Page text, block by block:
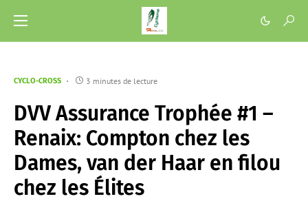
CYCLO-CROSS 3 minutes de lecture
DVV Assurance Trophée #1 –
Renaix: Compton chez les
Dames, van der Haar en filou
chez les Élites